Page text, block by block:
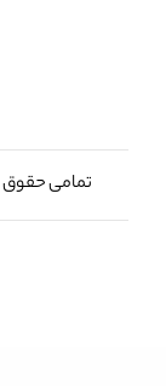
تمامی حقوق